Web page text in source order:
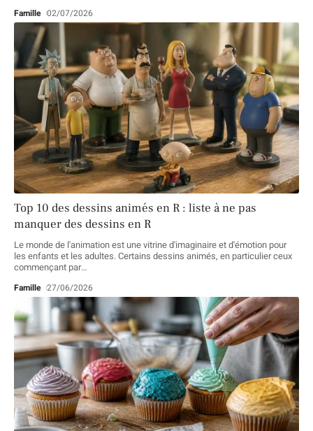
Famille 02/07/2026
Top 10 des dessins animés en R : liste à ne pas
manquer des dessins en R
Le monde de l'animation est une vitrine d'imaginaire et d'émotion pour
les enfants et les adultes. Certains dessins animés, en particulier ceux
commençant par…
Famille 27/06/2026